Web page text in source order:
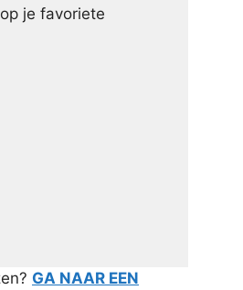
je favoriete
GA NAAR EEN